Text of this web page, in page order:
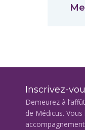
Inscrivez-
Demeurez à
de Médicus. Vous